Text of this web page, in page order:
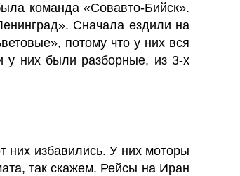
команда «Совавто-Бийск».
Сначала ездили на
потому что у них вся
у них были разборные, из 3-х
них избавились. У них моторы
так скажем. Рейсы на Иран